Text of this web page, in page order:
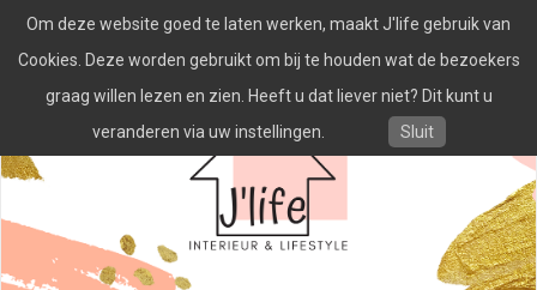
naar
inhoud
Om deze website goed te laten werken, maakt J'life gebruik van
Cookies. Deze worden gebruikt om bij te houden wat de bezoekers
graag willen lezen en zien. Heeft u dat liever niet? Dit kunt u
veranderen via uw instellingen.
Sluit